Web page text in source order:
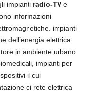
impianti radio-TV e
informazioni
impianti
dell’energia elettrica
in ambiente urbano
impianti per
il cui
di rete elettrica